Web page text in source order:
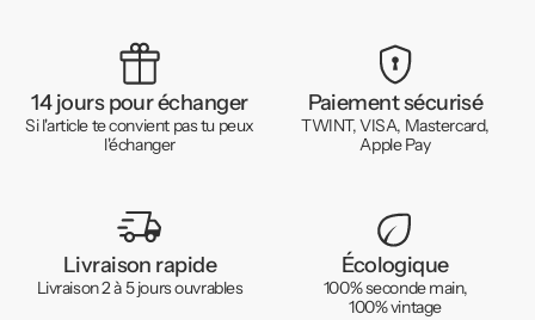
14 jours pour échanger
Si l'article te convient pas tu peux
l'échanger
Paiement sécurisé
TWINT, VISA, Mastercard,
Apple Pay
Livraison rapide
Livraison 2 à 5 jours ouvrables
Écologique
100% seconde main,
100% vintage